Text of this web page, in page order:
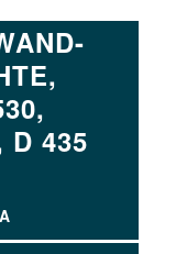
435 M